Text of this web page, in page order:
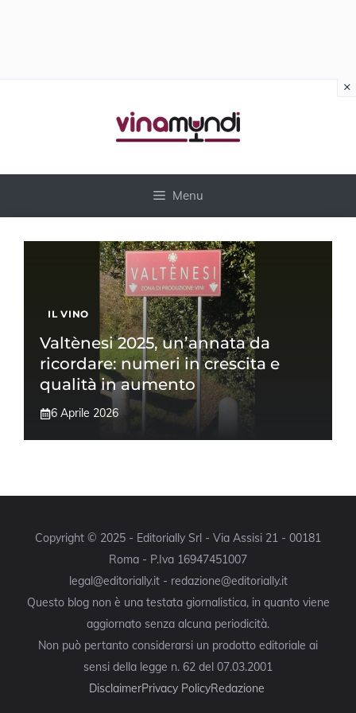
Menu
IL VINO
Valtènesi 2025, un’annata da
ricordare: numeri in crescita e
qualità in aumento
6 Aprile 2026
Copyright © 2025 - Editorially Srl - Via Assisi 21 - 00181
Roma - P.Iva 16947451007
legal@editorially.it - redazione@editorially.it
Questo blog non è una testata giornalistica, in quanto viene
aggiornato senza alcuna periodicità.
Non può pertanto considerarsi un prodotto editoriale ai
sensi della legge n. 62 del 07.03.2001
DisclaimerPrivacy PolicyRedazione
×